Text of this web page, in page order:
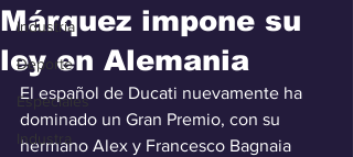
Industria
Deporte
Especiales
Industra
Márquez impone su
ley en Alemania
El español de Ducati nuevamente ha
dominado un Gran Premio, con su
hermano Alex y Francesco Bagnaia